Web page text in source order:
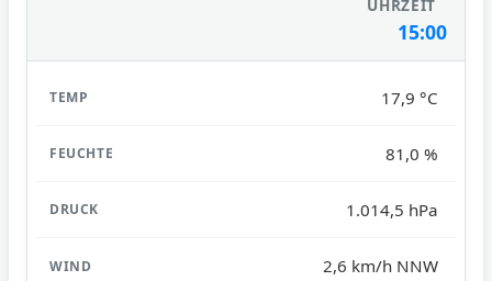
15:00
17,9 °C
81,0 %
1.014,5 hPa
2,6 km/h NNW